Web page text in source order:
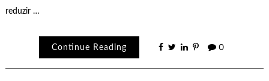
reduzir …
Continue Reading 0